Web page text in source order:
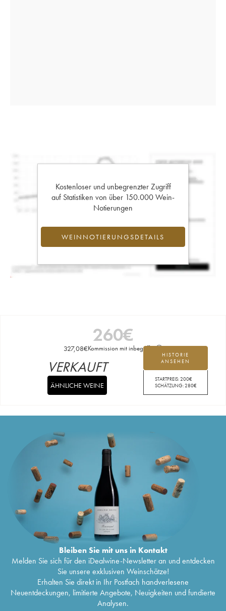
Kostenloser und unbegrenzter Zugriff
auf Statistiken von über 150.000 Wein-
Notierungen
WEINNOTIERUNGSDETAILS
260€
327,08€Kommission mit inbegriffen
HISTORIE
ANSEHEN
STARTPREIS:200€
SCHÄTZUNG:280€
VERKAUFT
ÄHNLICHE WEINE
Bleiben Sie mit uns in Kontakt
Melden Sie sich für den iDealwine-Newsletter an und entdecken
Sie unsere exklusiven Weinschätze!
Erhalten Sie direkt in Ihr Postfach handverlesene
Neuentdeckungen, limitierte Angebote, Neuigkeiten und fundierte
Analysen.